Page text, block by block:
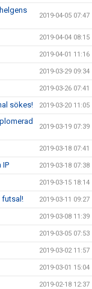
2019-04-05 07:47
2019-04-04 08:15
2019-04-01 11:16
2019-03-29 09:34
2019-03-26 07:41
sökes! 2019-03-20 11:05
2019-03-19 07:39
2019-03-18 07:41
IP 2019-03-18 07:38
2019-03-15 18:14
futsal! 2019-03-11 09:27
2019-03-08 11:39
2019-03-05 07:53
2019-03-02 11:57
2019-03-01 15:04
2019-02-18 12:37